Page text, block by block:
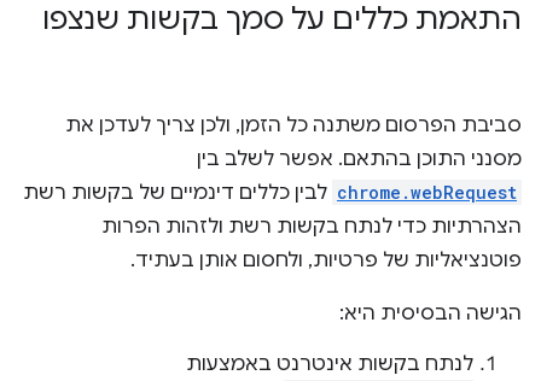
התאמת כללים על סמך בקשות שנצפו
סביבת הפרסום משתנה כל הזמן, ולכן צריך לעדכן את
מסנני התוכן בהתאם. אפשר לשלב בין
chrome.webRequest לבין כללים דינמיים של בקשות רשת
הצהרתיות כדי לנתח בקשות רשת ולזהות הפרות
פוטנציאליות של פרטיות, ולחסום אותן בעתיד.
הגישה הבסיסית היא:
לנתח בקשות אינטרנט באמצעות